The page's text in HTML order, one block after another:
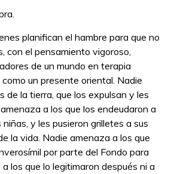
planifican el hambre para que no
con el pensamiento vigoroso,
de un mundo en terapia
un presente oriental. Nadie
de la tierra, que los expulsan y les
a los que los endeudaron a
niñas, y les pusieron grilletes a sus
la vida. Nadie amenaza a los que
por parte del Fondo para
los que lo legitimaron después ni a